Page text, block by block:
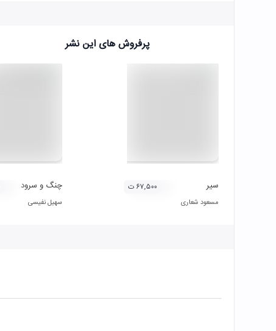
پرفروش های این نشر
سیر
مسعود شعاری
۶۷,۵۰۰ ت چنگ و سرود
سهیل نفیسی